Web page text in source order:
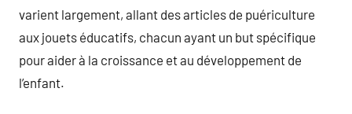
varient largement, allant des articles de puériculture
aux jouets éducatifs, chacun ayant un but spécifique
pour aider à la croissance et au développement de
l’enfant.